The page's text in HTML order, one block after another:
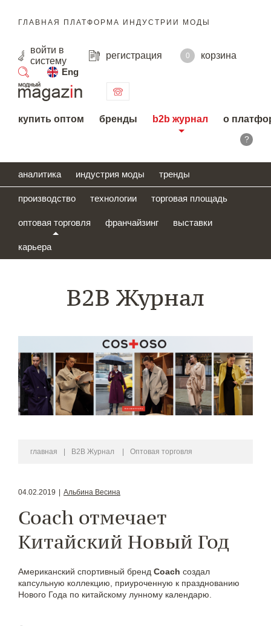
ГЛАВНАЯ ПЛАТФОРМА ИНДУСТРИИ МОДЫ
войти в
систему
регистрация 0
корзина
Eng
поиск
купить оптом бренды b2b журнал о
?
аналитика индустрия моды тренды
производство технологии торговая площадь
оптовая торговля франчайзинг выставки
карьера
B2B Журнал
главная B2B Журнал Оптовая торговля
04.02.2019 Альбина Весина
Coach отмечает
Китайский Новый Год
Американский спортивный бренд Coach создал
капсульную коллекцию, приуроченную к празднованию
Нового Года по китайскому лунному календарю.